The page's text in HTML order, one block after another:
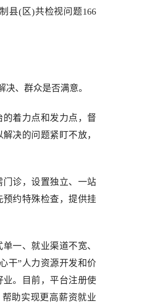
县(区)共检视问题166
、群众是否满意。
着力点和发力点，督
决的问题紧盯不放，
诊，设置独立、一站
约特殊检查，提供挂
一、就业渠道不宽、
干”人力资源开发和价
。目前，平台注册使
助实现更高薪资就业